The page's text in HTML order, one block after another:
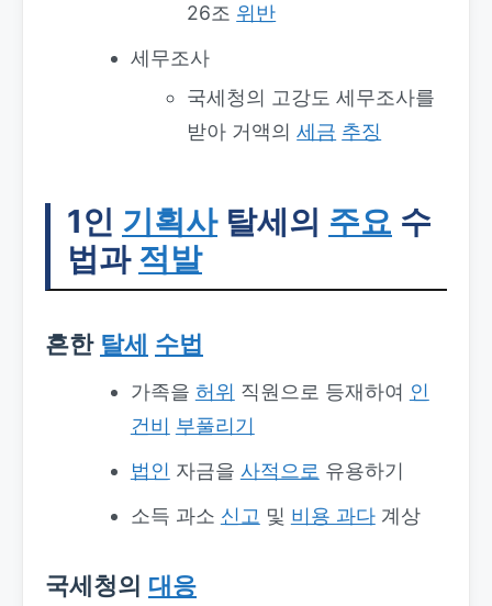
26조 위반
세무조사
국세청의 고강도 세무조사를
받아 거액의세금 추징
1인 기획사탈세의 주요 수
법과 적발
흔한 탈세 수법
가족을 허위 직원으로 등재하여 인
건비 부풀리기
법인 자금을 사적으로 유용하기
소득 과소 신고 및 비용 과다계상
국세청의 대응